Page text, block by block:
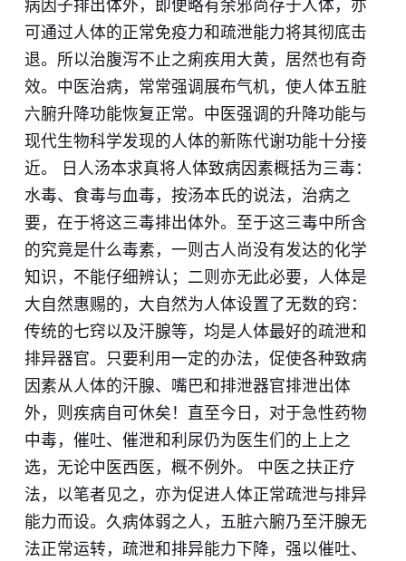
病因子排出体外，即便略有余邪尚存于人体，亦
可通过人体的正常免疫力和疏泄能力将其彻底击
退。所以治腹泻不止之痢疾用大黄，居然也有奇
效。中医治病，常常强调展布气机，使人体五脏
六腑升降功能恢复正常。中医强调的升降功能与
现代生物科学发现的人体的新陈代谢功能十分接
近。 日人汤本求真将人体致病因素概括为三毒：
水毒、食毒与血毒，按汤本氏的说法，治病之
要，在于将这三毒排出体外。至于这三毒中所含
的究竟是什么毒素，一则古人尚没有发达的化学
知识，不能仔细辨认；二则亦无此必要，人体是
大自然惠赐的，大自然为人体设置了无数的窍：
传统的七窍以及汗腺等，均是人体最好的疏泄和
排异器官。只要利用一定的办法，促使各种致病
因素从人体的汗腺、嘴巴和排泄器官排泄出体
外，则疾病自可休矣！直至今日，对于急性药物
中毒，催吐、催泄和利尿仍为医生们的上上之
选，无论中医西医，概不例外。 中医之扶正疗
法，以笔者见之，亦为促进人体正常疏泄与排异
能力而设。久病体弱之人，五脏六腑乃至汗腺无
法正常运转，疏泄和排异能力下降，强以催吐、